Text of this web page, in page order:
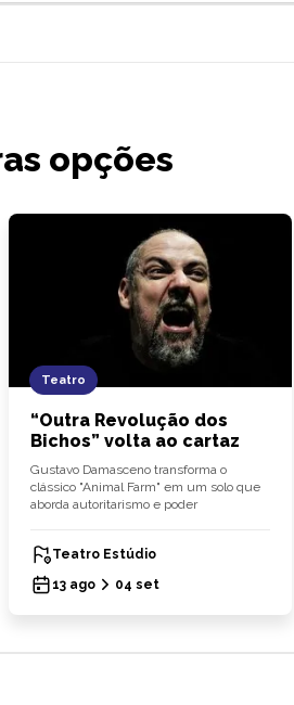
opções
Teatro
“Outra Revolução dos
Bichos” volta ao cartaz
Gustavo Damasceno transforma o
clássico "Animal Farm" em um solo que
aborda autoritarismo e poder
Teatro Estúdio
13 ago
04 set